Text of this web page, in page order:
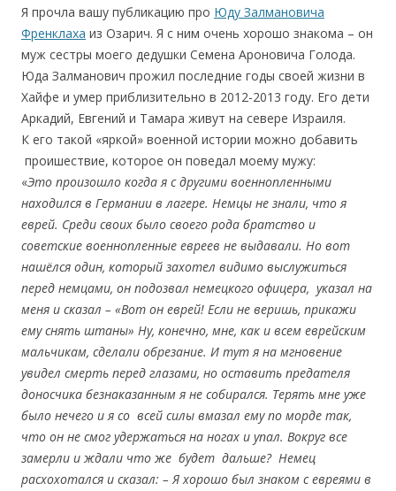
Я прочла вашу публикацию про Юду Залмановича
Френклаха из Озарич. Я с ним очень хорошо знакома – он
муж сестры моего дедушки Семена Ароновича Голода.
Юда Залманович прожил последние годы своей жизни в
Хайфе и умер приблизительно в 2012-2013 году. Его дети
Аркадий, Евгений и Тамара живут на севере Израиля.
К его такой «яркой» военной истории можно добавить
проишествие, которое он поведал моему мужу:
«Это произошло когда я с другими военнопленными
находился в Германии в лагере. Немцы не знали, что я
еврей. Среди своих было своего рода братство и
советские военнопленные евреев не выдавали. Но вот
нашёлся один, который захотел видимо выслужиться
перед немцами, он подозвал немецкого офицера, указал на
меня и сказал – «Вот он еврей! Если не веришь, прикажи
ему снять штаны» Ну, конечно, мне, как и всем еврейским
мальчикам, сделали обрезание. И тут я на мгновение
увидел смерть перед глазами, но оставить предателя
доносчика безнаказанным я не собирался. Терять мне уже
было нечего и я со всей силы вмазал ему по морде так,
что он не смог удержаться на ногах и упал. Вокруг все
замерли и ждали что же будет дальше? Немец
расхохотался и сказал: – Я хорошо был знаком с евреями в